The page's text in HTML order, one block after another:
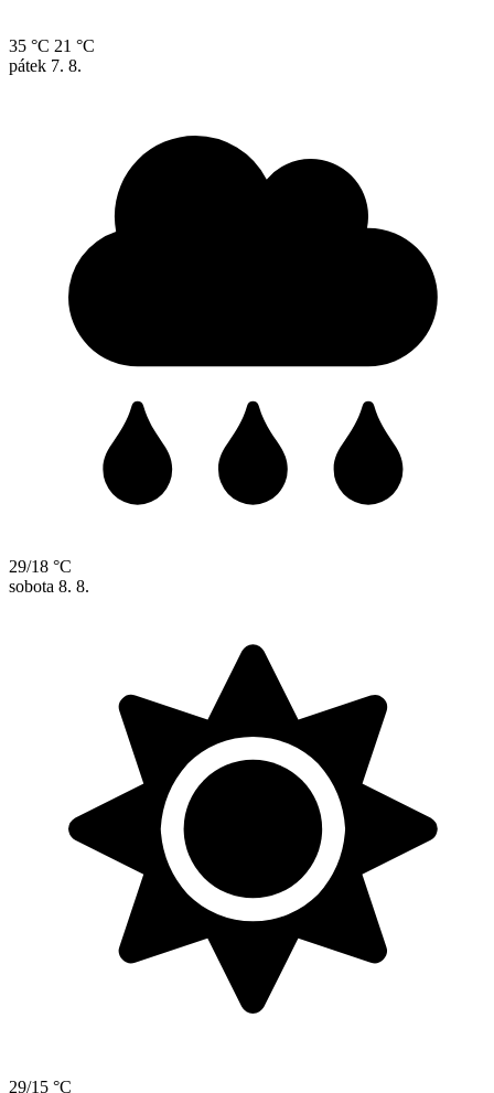
35 °C 21 °C
pátek 7. 8.
29/18 °C
sobota 8. 8.
29/15 °C